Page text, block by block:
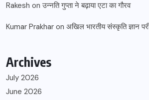
Rakesh onउन्नति गुप्ता ने बढ़ाया एटा का गौरव
Kumar Prakhar on अखिल भारतीय संस्कृति ज्ञान
Archives
July 2026
June 2026